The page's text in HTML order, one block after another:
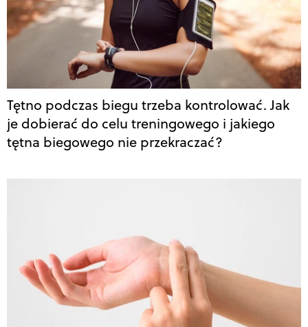
Tętno podczas biegu trzeba kontrolować. Jak
je dobierać do celu treningowego i jakiego
tętna biegowego nie przekraczać?